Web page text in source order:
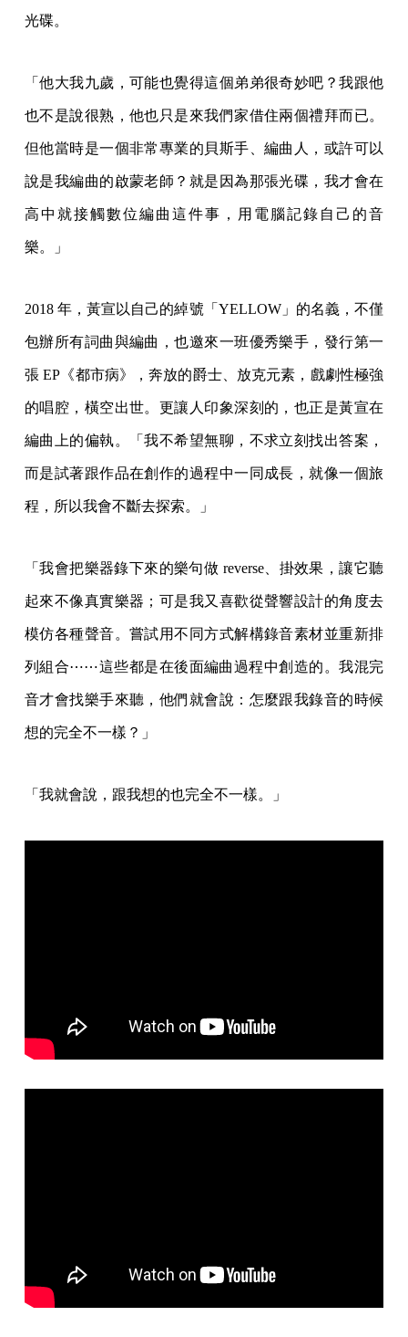
光碟。
「他大我九歲，可能也覺得這個弟弟很奇妙吧？我跟他
也不是說很熟，他也只是來我們家借住兩個禮拜而已。
但他當時是一個非常專業的貝斯手、編曲人，或許可以
說是我編曲的啟蒙老師？就是因為那張光碟，我才會在
高中就接觸數位編曲這件事，用電腦記錄自己的音
樂。」
2018 年，黃宣以自己的綽號「YELLOW」的名義，不僅
包辦所有詞曲與編曲，也邀來一班優秀樂手，發行第一
張 EP《都市病》，奔放的爵士、放克元素，戲劇性極強
的唱腔，橫空出世。更讓人印象深刻的，也正是黃宣在
編曲上的偏執。「我不希望無聊，不求立刻找出答案，
而是試著跟作品在創作的過程中一同成長，就像一個旅
程，所以我會不斷去探索。」
「我會把樂器錄下來的樂句做 reverse、掛效果，讓它聽
起來不像真實樂器；可是我又喜歡從聲響設計的角度去
模仿各種聲音。嘗試用不同方式解構錄音素材並重新排
列組合⋯⋯這些都是在後面編曲過程中創造的。我混完
音才會找樂手來聽，他們就會說：怎麼跟我錄音的時候
想的完全不一樣？」
「我就會說，跟我想的也完全不一樣。」